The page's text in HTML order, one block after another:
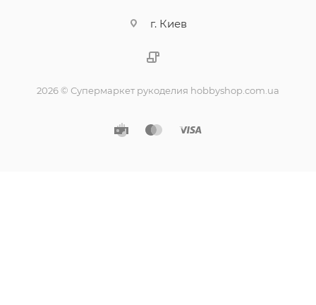
г. Киев
2026 © Супермаркет рукоделия hobbyshop.com.ua